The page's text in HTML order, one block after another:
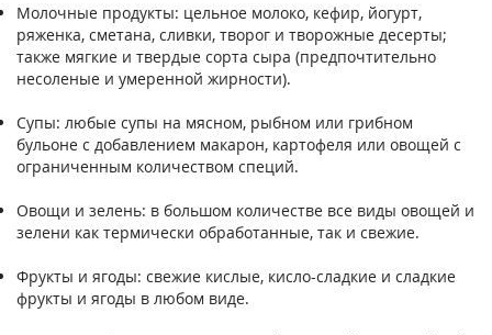
Молочные продукты: цельное молоко, кефир, йогурт,
ряженка, сметана, сливки, творог и творожные десерты;
также мягкие и твердые сорта сыра (предпочтительно
несоленые и умеренной жирности).
Супы: любые супы на мясном, рыбном или грибном
бульоне с добавлением макарон, картофеля или овощей с
ограниченным количеством специй.
Овощи и зелень: в большом количестве все виды овощей и
зелени как термически обработанные, так и свежие.
Фрукты и ягоды: свежие кислые, кисло-сладкие и сладкие
фрукты и ягоды в любом виде.